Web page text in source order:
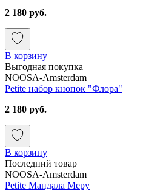
2 180 руб.
В корзину
Выгодная покупка
NOOSA-Amsterdam
Petite набор кнопок "Флора"
2 180 руб.
В корзину
Последний товар
NOOSA-Amsterdam
Petite Мандала Меру